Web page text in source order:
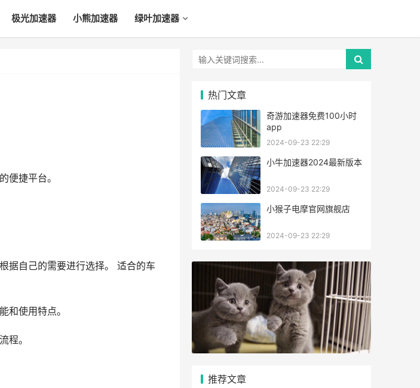
极光加速器 小熊加速器 绿叶加速器
便捷平台。
据自己的需要进行选择。 适合的车
和使用特点。
程。
热门文章
奇游加速器免费100小时
app
2024-09-23 22:29
小牛加速器2024最新版本
2024-09-23 22:29
小猴子电摩官网旗舰店
2024-09-23 22:29
推荐文章